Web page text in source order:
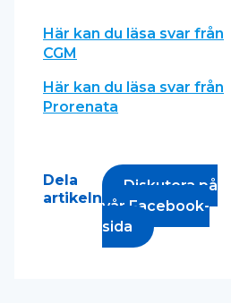
Här kan du läsa svar från
CGM
Här kan du läsa svar från
Prorenata
Dela
artikeln
Diskutera på
vår Facebook-
sida